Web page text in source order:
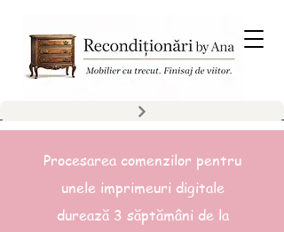
Procesarea comenzilor pentru
unele imprimeuri digitale
durează 3 săptămâni de la